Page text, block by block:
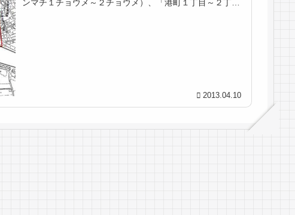
ンマチ１チョウメ～２チョウメ）、「港町１丁目～２丁
2013.04.10